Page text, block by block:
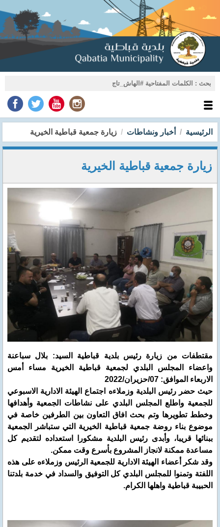
الرئيسية أخبار ونشاطات زيارة جمعية قباطية الخيرية
زيارة جمعية قباطية الخيرية
مقتطفات من زيارة رئيس بلدية قباطية السيد: بلال سباعنة
واعضاء المجلس البلدي لجمعية قباطية الخيرية مساء أمس
الاربعاء الموافق: 07/حزيران/2022
حيث حضر رئيس البلدية وزملاءه اجتماع الهيئة الادارية الاسبوعي
للجمعية واطلع المجلس البلدي على نشاطات الجمعية وأهدافها
وخطط تطويرها وتم بحث افاق التعاون بين الطرفين خاصة في
موضوع بناء روضة جمعية قباطية الخيرية التي ستباشر الجمعية
ببنائها قريبا، وأبدى رئيس البلدية مشكورا استعداده لتقديم كل
مساعدة ممكنة لانجاز المشروع بأسرع وقت ممكن.
وقد شكر أعضاء الهيئة الادارية للجمعية الرئيس وزملاءه على هذه
اللفتة وتمنوا للمجلس البلدي كل التوفيق والسداد في خدمة بلدتنا
الحبيبة قباطية واهلها الكرام.